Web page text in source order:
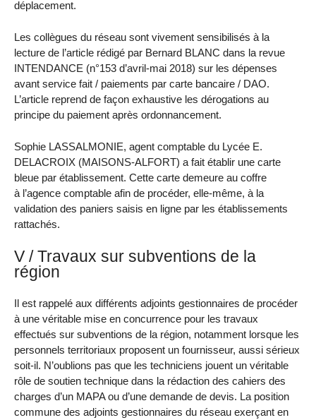
déplacement.
Les collègues du réseau sont vivement sensibilisés à la
lecture de l’article rédigé par Bernard BLANC dans la revue
INTENDANCE (n°153 d’avril-mai 2018) sur les dépenses
avant service fait / paiements par carte bancaire / DAO.
L’article reprend de façon exhaustive les dérogations au
principe du paiement après ordonnancement.
Sophie LASSALMONIE, agent comptable du Lycée E.
DELACROIX (MAISONS-ALFORT) a fait établir une carte
bleue par établissement. Cette carte demeure au coffre
à l’agence comptable afin de procéder, elle-même, à la
validation des paniers saisis en ligne par les établissements
rattachés.
V / Travaux sur subventions de la
région
Il est rappelé aux différents adjoints gestionnaires de procéder
à une véritable mise en concurrence pour les travaux
effectués sur subventions de la région, notamment lorsque les
personnels territoriaux proposent un fournisseur, aussi sérieux
soit-il. N’oublions pas que les techniciens jouent un véritable
rôle de soutien technique dans la rédaction des cahiers des
charges d’un MAPA ou d’une demande de devis. La position
commune des adjoints gestionnaires du réseau exerçant en